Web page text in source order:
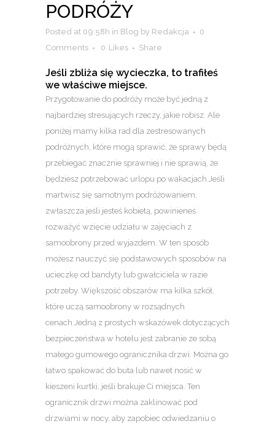
PODRÓŻY
Posted at 09:58h in Blog by Redakcja
0
Comments
0 Likes Share
Jeśli zbliża się wycieczka, to trafiłeś
we właściwe miejsce.
Przygotowanie do podróży może być jedną z
najbardziej stresujących rzeczy, jakie robisz. Ale
poniżej mamy kilka rad dla zestresowanych
podróżnych, które mogą sprawić, że sprawy będą
przebiegać znacznie sprawniej i nie sprawią, że
będziesz potrzebować urlopu po wakacjach.Jeśli
martwisz się samotnym podróżowaniem,
zwłaszcza jeśli jesteś kobietą, powinieneś
rozważyć wzięcie udziału w zajęciach z
samoobrony przed wyjazdem. W ten sposób
możesz nauczyć się podstawowych sposobów na
ucieczkę od bandyty lub gwałciciela w razie
potrzeby. Większość obszarów ma kilka szkół,
które uczą samoobrony w rozsądnych
cenach.Jedną z prostych wskazówek dotyczących
bezpieczeństwa w hotelu jest zabranie ze sobą
małego gumowego ogranicznika drzwi. Można go
łatwo spakować do buta lub nawet nosić w
kieszeni kurtki, jeśli brakuje Ci miejsca. Ten
ogranicznik drzwi można zaklinować pod
drzwiami w nocy, aby zapobiec odwiedzaniu o